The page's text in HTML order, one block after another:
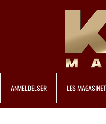
ANMELDELSER LES